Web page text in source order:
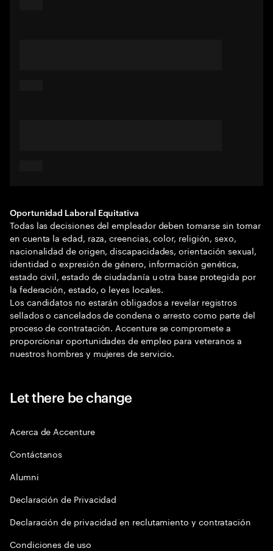
Oportunidad Laboral Equitativa
Todas las decisiones del empleador deben tomarse sin tomar
en cuenta la edad, raza, creencias, color, religión, sexo,
nacionalidad de origen, discapacidades, orientación sexual,
identidad o expresión de género, información genética,
estado civil, estado de ciudadanía u otra base protegida por
la federación, estado, o leyes locales.
Los candidatos no estarán obligados a revelar registros
sellados o cancelados de condena o arresto como parte del
proceso de contratación. Accenture se compromete a
proporcionar oportunidades de empleo para veteranos a
nuestros hombres y mujeres de servicio.
Let there be change
Acerca de Accenture
Contáctanos
Alumni
Declaración de Privacidad
Declaración de privacidad en reclutamiento y contratación
Condiciones de uso